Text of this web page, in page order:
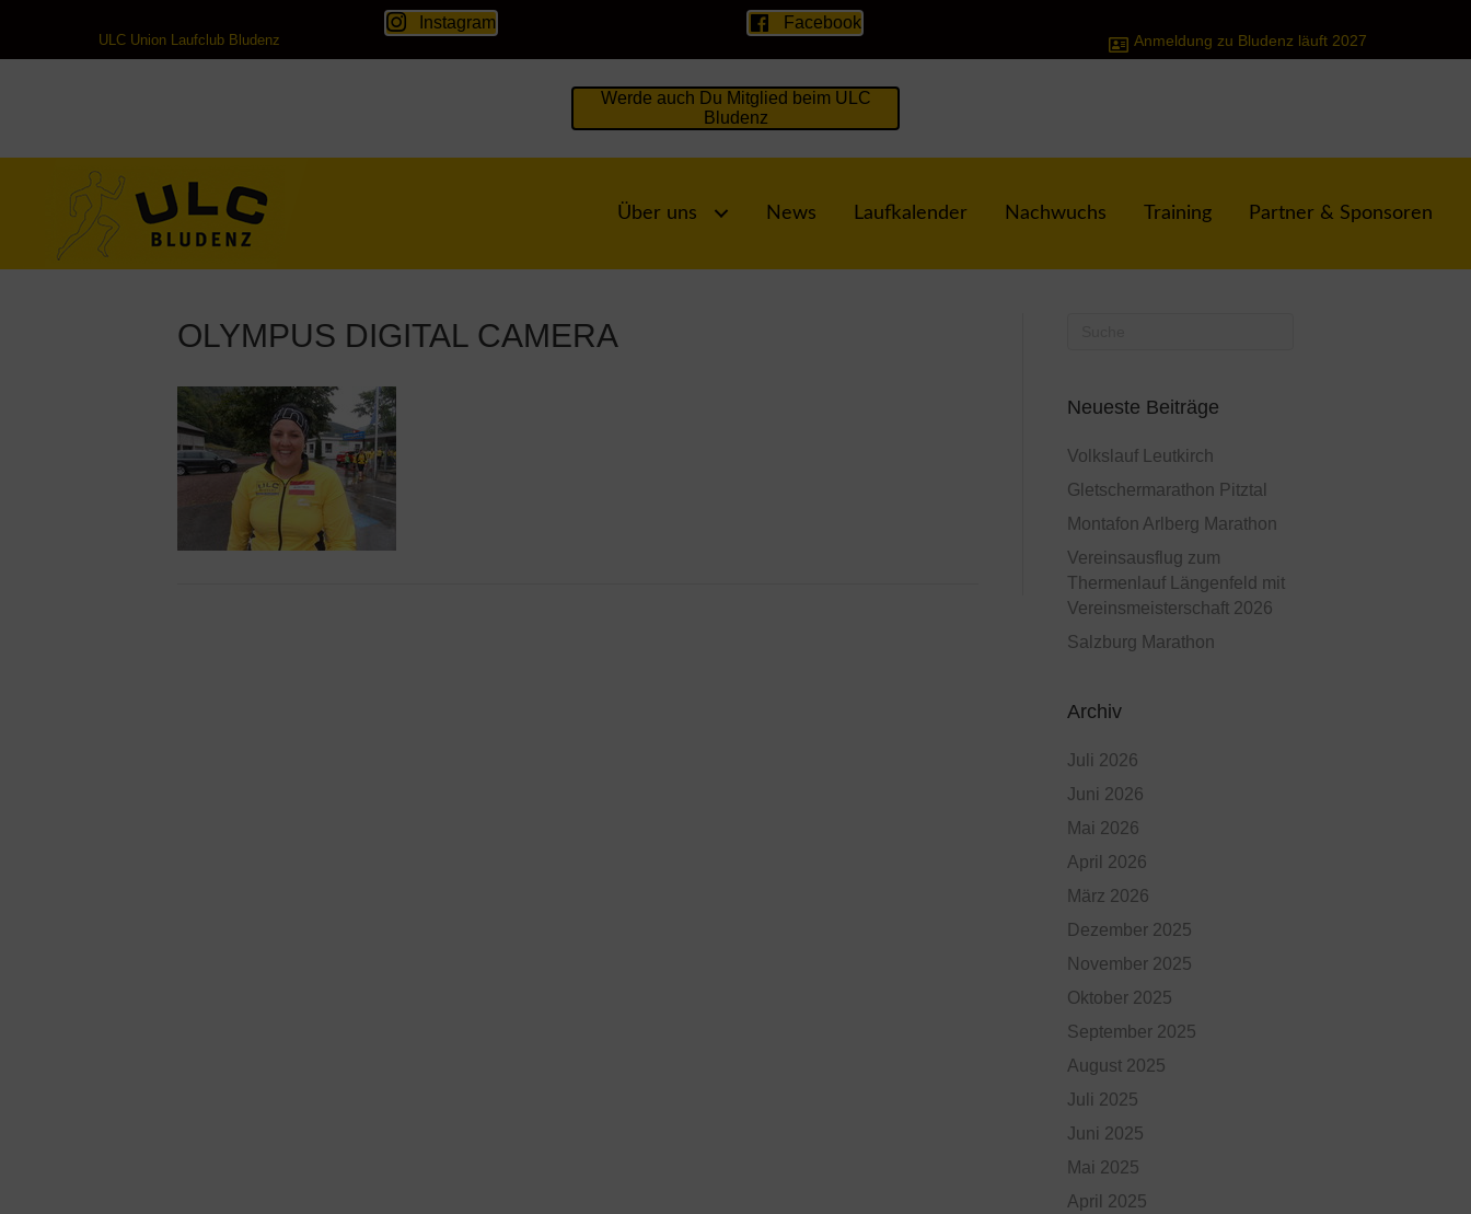
ULC Union Laufclub Bludenz
Instagram Facebook
Anmeldung zu Bludenz läuft 2027
Werde auch Du Mitglied beim ULC
Bludenz
Über uns News Laufkalender Nachwuchs Training Partner & Sponsoren
OLYMPUS DIGITAL CAMERA
Neueste Beiträge
Volkslauf Leutkirch
Gletschermarathon Pitztal
Montafon Arlberg Marathon
Vereinsausflug zum
Thermenlauf Längenfeld mit
Vereinsmeisterschaft 2026
Salzburg Marathon
Archiv
Juli 2026
Juni 2026
Mai 2026
April 2026
März 2026
Dezember 2025
November 2025
Oktober 2025
September 2025
August 2025
Juli 2025
Juni 2025
Mai 2025
April 2025